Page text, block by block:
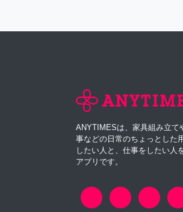
ANYTIMESは、家具組み立て
事などの日常のちょっとした
したい人と、仕事をしたい人
アプリです。